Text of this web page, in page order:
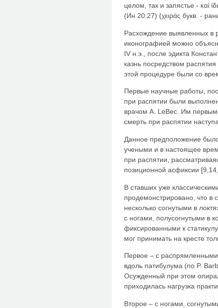
целом, так и запястье - καί
(Ин 20:27) (χειράς букв. -
Расхождение выявленных в
иконографией можно
IV н.э., после эдикта
казнь посредством
этой процедуре были со
Первые научные работы,
при распятии были
врачом А. LeBec. Им
смерть при распятии
Данное предположение
учеными и в настоящее
при распятии,
позиционной асфиксии
В ставших уже
продемонстрировано, что в
несколько согнутыми в
с ногами, полусогнутыми в
фиксированными к
мог принимать на кресте
Первое – с
вдоль патибулума (по P.
Осужденный при этом
приходилась нагрузка
Второе – с ногами,